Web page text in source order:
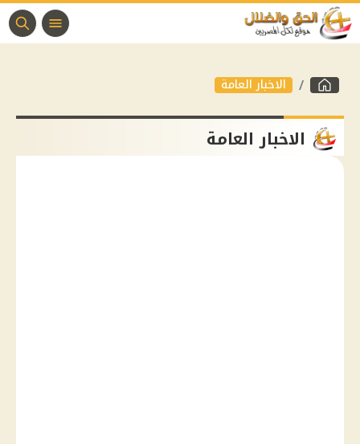
الاخبار العامة
الاخبار العامة